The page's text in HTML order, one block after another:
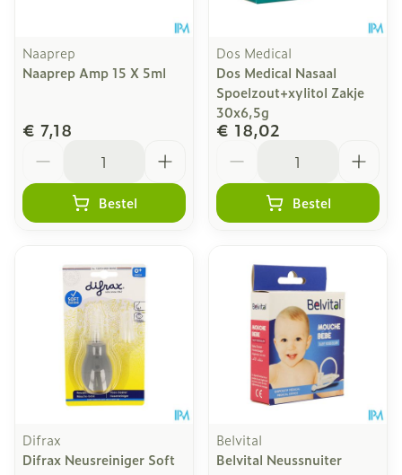
Naaprep
Naaprep Amp 15 X 5ml
€ 7,18
Bestel
Dos Medical
Dos Medical Nasaal
Spoelzout+xylitol Zakje
30x6,5g
€ 18,02
Bestel
Difrax
Difrax Neusreiniger Soft
Belvital
Belvital Neussnuiter